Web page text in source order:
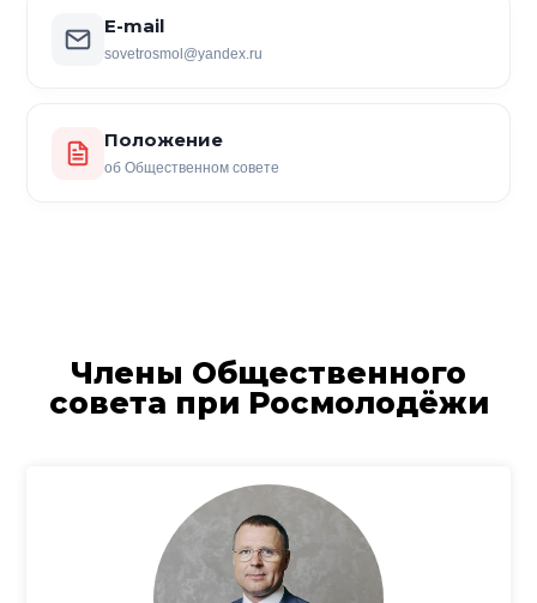
E-mail
sovetrosmol@yandex.ru
Положение
об Общественном совете
Члены Общественного
совета при Росмолодёжи